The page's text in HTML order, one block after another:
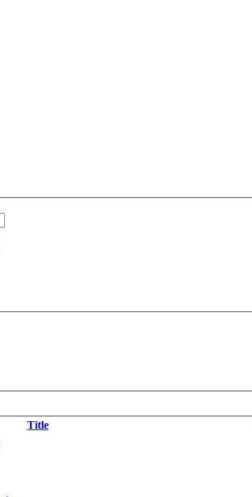
Title